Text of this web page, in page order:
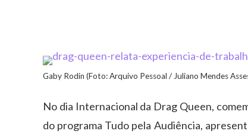
Gaby Rodin (Foto: Arquivo Pessoal / Juliano Mendes
No dia Internacional da Drag Queen,
do programa Tudo pela Audiência,